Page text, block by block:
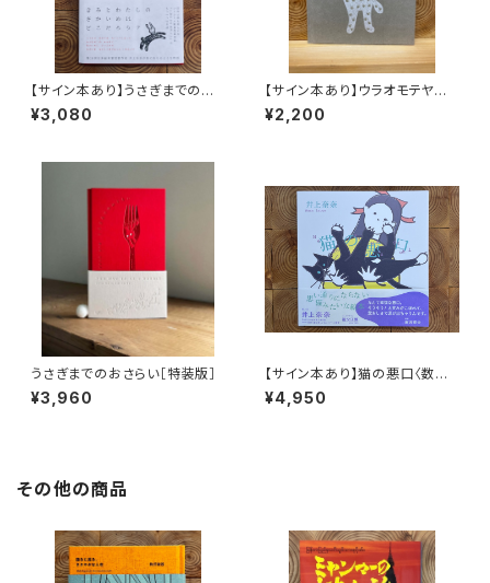
【サイン本あり】うさぎまでのお
さらい［通常版］
¥3,080
【サイン本あり】ウラオモテヤマ
ネコ
¥2,200
うさぎまでのおさらい［特装版］
¥3,960
【サイン本あり】猫の悪口〈数量
限定・オリジナルトート付き〉
¥4,950
その他の商品